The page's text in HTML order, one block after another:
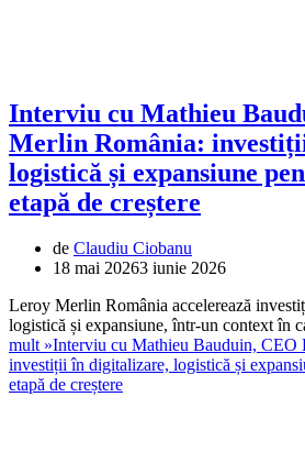
Interviu cu Mathieu
Merlin România:
logistică și expansiune
etapă de creștere
de Claudiu Ciobanu
18 mai 20263 iunie 2026
Leroy Merlin România accelerează
logistică și expansiune, într-un context în
mult »Interviu cu Mathieu Bauduin, CEO
investiții în digitalizare, logistică și
etapă de creștere